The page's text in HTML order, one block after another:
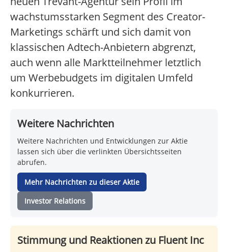
wachstumsstarken Segment des Creator-
Marketings schärft und sich damit von
klassischen Adtech-Anbietern abgrenzt,
auch wenn alle Marktteilnehmer letztlich
um Werbebudgets im digitalen Umfeld
konkurrieren.
Weitere Nachrichten
Weitere Nachrichten und Entwicklungen zur Aktie
lassen sich über die verlinkten Übersichtsseiten
abrufen.
Mehr Nachrichten zu dieser Aktie
Investor Relations
Stimmung und Reaktionen zu Fluent Inc